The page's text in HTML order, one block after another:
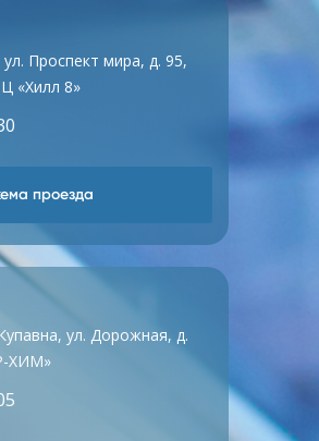
Проспект мира, д. 95,
«Хилл 8»
проезда
ул. Дорожная, д.
ХИМ»